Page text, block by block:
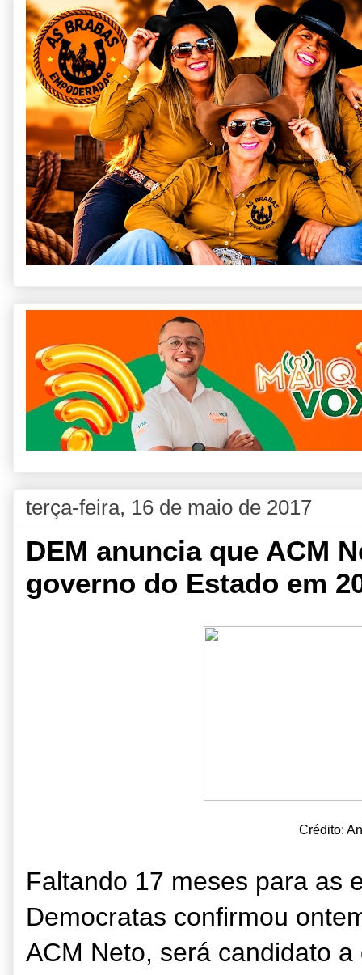
terça-feira, 16 de maio de 2017
DEM anuncia que ACM
governo do Estado em
Crédito:
Faltando 17 meses para as
Democratas confirmou
ACM Neto, será candidato